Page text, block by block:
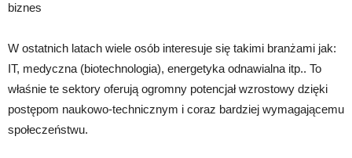
biznes
W ostatnich latach wiele osób interesuje się takimi branżami jak:
IT, medyczna (biotechnologia), energetyka odnawialna itp.. To
właśnie te sektory oferują ogromny potencjał wzrostowy dzięki
postępom naukowo-technicznym i coraz bardziej wymagającemu
społeczeństwu.